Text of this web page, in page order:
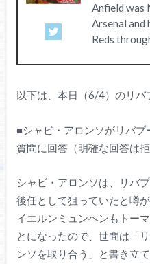
Anfield was
Arsenal and
Reds
以下は、本日（6/4）のリバ
■シャビ・アロンソがリバプ
質問に回答（明確な回答は拒
シャビ・アロンソは、リバ
後任として狙っていたと噂
イエルンミュンヘンもトー
とになったので、世間は「
ンソを取り合う」と書き立て